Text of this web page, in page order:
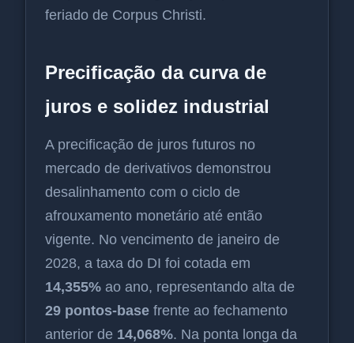
feriado de Corpus Christi.
Precificação da curva de
juros e solidez industrial
A precificação de juros futuros no
mercado de derivativos demonstrou
desalinhamento com o ciclo de
afrouxamento monetário até então
vigente. No vencimento de janeiro de
2028, a taxa do DI foi cotada em
14,355% ao ano, representando alta de
29 pontos-base frente ao fechamento
anterior de 14,068%. Na ponta longa da